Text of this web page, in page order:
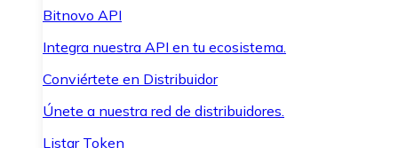
Bitnovo API
Integra nuestra API en tu ecosistema.
Conviértete en Distribuidor
Únete a nuestra red de distribuidores.
Listar Token